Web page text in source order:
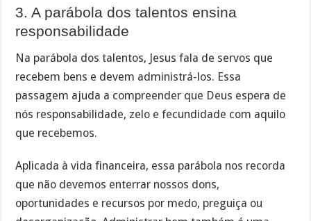
3. A parábola dos talentos ensina
responsabilidade
Na parábola dos talentos, Jesus fala de servos que
recebem bens e devem administrá-los. Essa
passagem ajuda a compreender que Deus espera de
nós responsabilidade, zelo e fecundidade com aquilo
que recebemos.
Aplicada à vida financeira, essa parábola nos recorda
que não devemos enterrar nossos dons,
oportunidades e recursos por medo, preguiça ou